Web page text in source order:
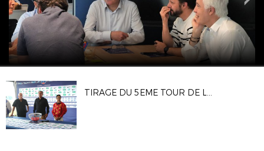
TIRAGE DU 5EME TOUR DE LA COUPE DE FRANCE À HYÈRES AVEC JEAN-MARC FERRERI